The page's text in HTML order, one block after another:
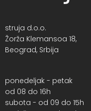
struja d.o.o.
Žorža Klemansoa 18,
Beograd, Srbija
ponedeljak - petak
od 08 do 16h
subota - od 09 do 15h